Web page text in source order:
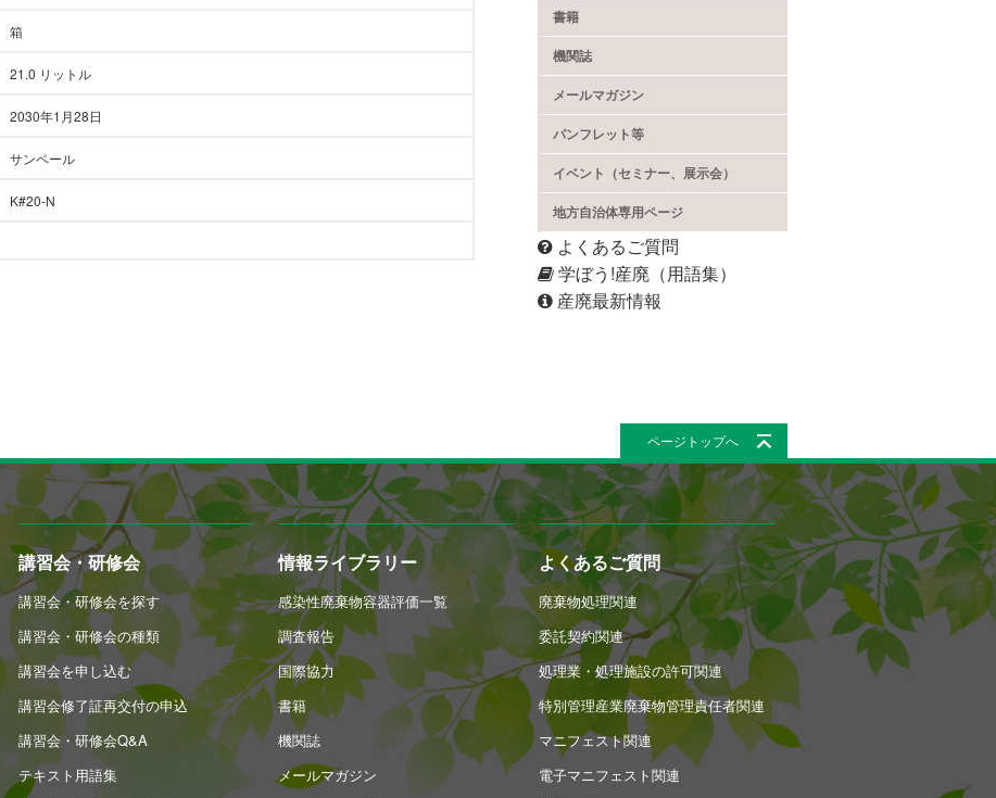
箱
21.0 リットル
2030年1月28日
サンペール
K#20-N
書籍
機関誌
メールマガジン
パンフレット等
イベント（セミナー、展示会）
地方自治体専用ページ
よくあるご質問
学ぼう!産廃（用語集）
産廃最新情報
ページトップへ
講習会・研修会
講習会・研修会を探す
講習会・研修会の種類
講習会を申し込む
講習会修了証再交付の申込
講習会・研修会Q&A
テキスト用語集
情報ライブラリー
感染性廃棄物容器評価一覧
調査報告
国際協力
書籍
機関誌
メールマガジン
よくあるご質問
廃棄物処理関連
委託契約関連
処理業・処理施設の許可関連
特別管理産業廃棄物管理責任者関連
マニフェスト関連
電子マニフェスト関連